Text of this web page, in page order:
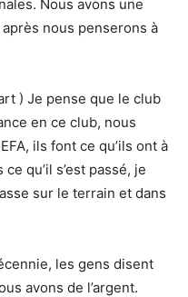
Nous avons une
nous penserons à
) Je pense que le club
en ce club, nous
ils font ce qu’ils ont à
qu’il s’est passé, je
sur le terrain et dans
les gens disent
avons de l’argent.